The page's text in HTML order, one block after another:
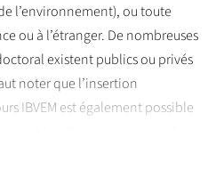
l’environnement), ou toute
ou à l’étranger. De nombreuses
existent publics ou privés
noter que l’insertion
IBVEM est également possible
notamment.